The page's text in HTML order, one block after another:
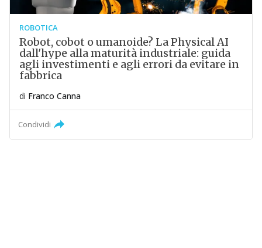
ROBOTICA
Robot, cobot o umanoide? La Physical AI
dall'hype alla maturità industriale: guida
agli investimenti e agli errori da evitare in
fabbrica
di Franco Canna
Condividi